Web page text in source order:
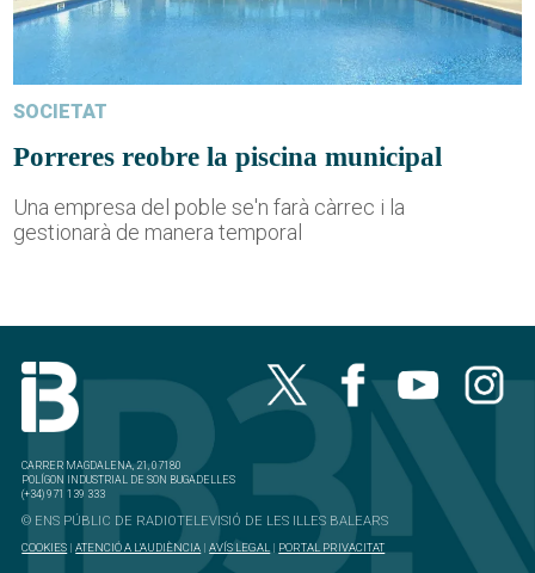
SOCIETAT
Porreres reobre la piscina municipal
Una empresa del poble se'n farà càrrec i la
gestionarà de manera temporal
CARRER MAGDALENA, 21, 07180
POLÍGON INDUSTRIAL DE SON BUGADELLES
(+34) 971 139 333
© ENS PÚBLIC DE RADIOTELEVISIÓ DE LES ILLES BALEARS
COOKIES |ATENCIÓ A L'AUDIÈNCIA |AVÍS LEGAL | PORTAL PRIVACITAT